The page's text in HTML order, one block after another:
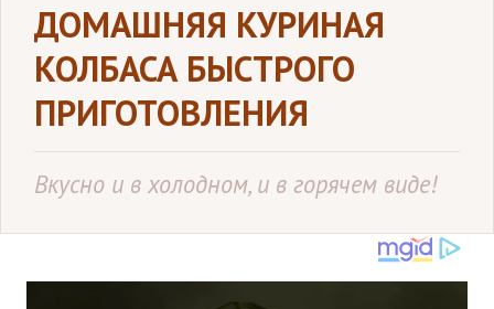
ДОМАШНЯЯ КУРИНАЯ
КОЛБАСА БЫСТРОГО
ПРИГОТОВЛЕНИЯ
Вкусно и в холодном, и в горячем виде!